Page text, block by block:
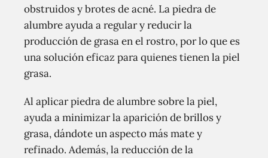
obstruidos y brotes de acné. La piedra de
alumbre ayuda a regular y reducir la
producción de grasa en el rostro, por lo que es
una solución eficaz para quienes tienen la piel
grasa.
Al aplicar piedra de alumbre sobre la piel,
ayuda a minimizar la aparición de brillos y
grasa, dándote un aspecto más mate y
refinado. Además, la reducción de la